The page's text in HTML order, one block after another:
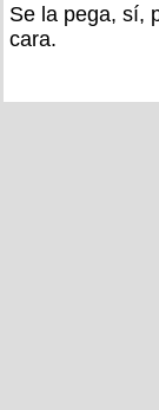
Se la pega, sí,
cara.